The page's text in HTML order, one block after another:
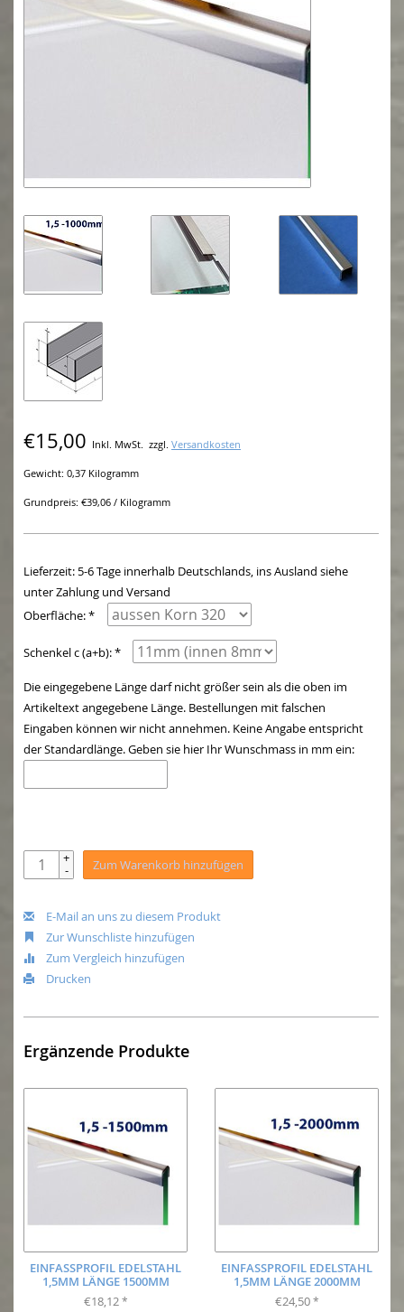
€15,00 Inkl. MwSt. zzgl. Versandkosten
Gewicht: 0,37 Kilogramm
Grundpreis: €39,06 / Kilogramm
Lieferzeit: 5-6 Tage innerhalb Deutschlands, ins Ausland siehe
unter Zahlung und Versand
Oberfläche: *
Schenkel c (a+b): *
Die eingegebene Länge darf nicht größer sein als die oben im
Artikeltext angegebene Länge. Bestellungen mit falschen
Eingaben können wir nicht annehmen. Keine Angabe entspricht
der Standardlänge. Geben sie hier Ihr Wunschmass in mm ein:
+
- Zum Warenkorb hinzufügen
E-Mail an uns zu diesem Produkt
Zur Wunschliste hinzufügen
Zum Vergleich hinzufügen
Drucken
Ergänzende Produkte
EINFASSPROFIL EDELSTAHL
1,5MM LÄNGE 1500MM
€18,12 *
EINFASSPROFIL EDELSTAHL
1,5MM LÄNGE 2000MM
€24,50 *